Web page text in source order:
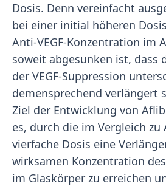
Dosis. Denn vereinfacht
bei einer initial höheren
Anti-VEGF-Konzentration im
soweit abgesunken ist, dass
der VEGF-Suppression
demensprechend verlängert
Ziel der Entwicklung von
es, durch die im Vergleich
vierfache Dosis eine
wirksamen Konzentration
im Glaskörper zu erreichen